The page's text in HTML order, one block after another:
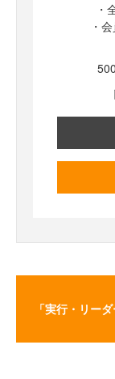
・
・
「実行・リー